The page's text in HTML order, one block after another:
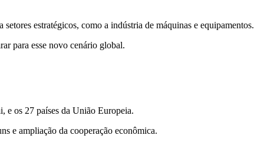
estratégicos, como a indústria de máquinas e equipamentos.
para esse novo cenário global.
e os 27 países da União Europeia.
e ampliação da cooperação econômica.